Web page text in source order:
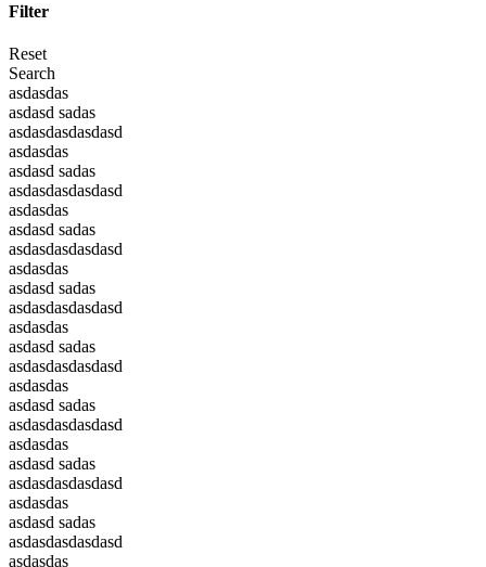
Filter
Reset
Search
asdasdas
asdasd sadas
asdasdasdasdasd
asdasdas
asdasd sadas
asdasdasdasdasd
asdasdas
asdasd sadas
asdasdasdasdasd
asdasdas
asdasd sadas
asdasdasdasdasd
asdasdas
asdasd sadas
asdasdasdasdasd
asdasdas
asdasd sadas
asdasdasdasdasd
asdasdas
asdasd sadas
asdasdasdasdasd
asdasdas
asdasd sadas
asdasdasdasdasd
asdasdas